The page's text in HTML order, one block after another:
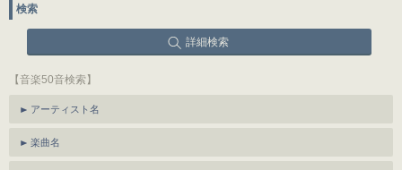
検索
詳細検索
【音楽50音検索】
アーティスト名
楽曲名